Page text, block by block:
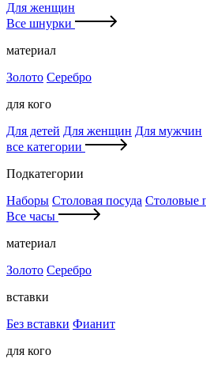
Для женщин
Все шнурки
материал
Золото Серебро
для кого
Для детей Для женщин Для мужчин
все категории
Подкатегории
Наборы Столовая посуда Столовые
Все часы
материал
Золото Серебро
вставки
Без вставки Фианит
для кого